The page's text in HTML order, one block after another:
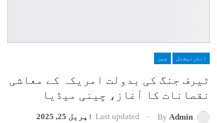
انٹرنیشنل چین
ٹیرف جنگ کی بدولت امریکہ کے معاشی
نقصانات کا آغاز، چینی میڈیا
By Admin
Last updated اپریل 25, 2025